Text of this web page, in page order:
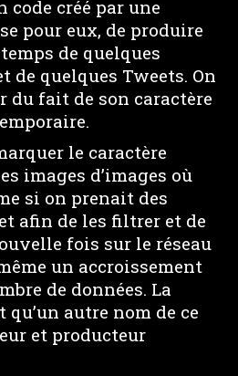
code créé par une
pour eux, de produire
de quelques
de quelques Tweets. On
du fait de son caractère
le caractère
images d’images où
si on prenait des
afin de les filtrer et de
fois sur le réseau
un accroissement
de données. La
autre nom de ce
et producteur